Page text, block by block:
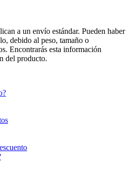
a un envío estándar. Pueden haber
debido al peso, tamaño o
Encontrarás esta información
del producto.